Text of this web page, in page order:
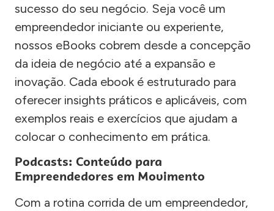
sucesso do seu negócio. Seja você um
empreendedor iniciante ou experiente,
nossos eBooks cobrem desde a concepção
da ideia de negócio até a expansão e
inovação. Cada ebook é estruturado para
oferecer insights práticos e aplicáveis, com
exemplos reais e exercícios que ajudam a
colocar o conhecimento em prática.
Podcasts: Conteúdo para
Empreendedores em Movimento
Com a rotina corrida de um empreendedor,